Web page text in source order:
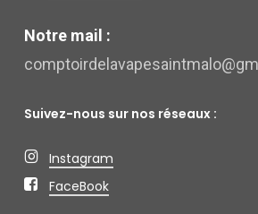
Notre mail :
Suivez-nous sur nos réseaux :
Instagram
FaceBook